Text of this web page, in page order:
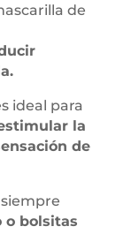
de
ideal para
la
de
o bolsitas